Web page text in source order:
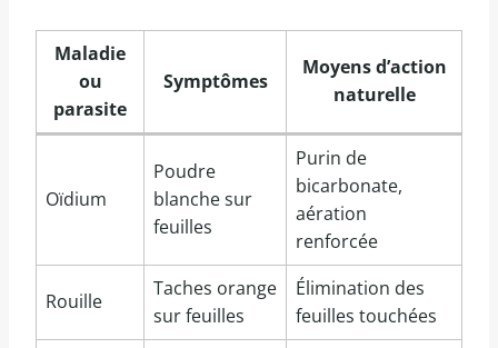
Maladie
ou
parasite
Symptômes
Moyens d’action
naturelle
Oïdium
Poudre
blanche sur
feuilles
Purin de
bicarbonate,
aération
renforcée
Rouille
Taches orange
sur feuilles
Élimination des
feuilles touchées